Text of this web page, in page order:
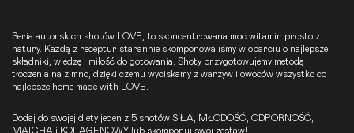
Seria autorskich shotów LOVE, to skoncentrowana moc witamin prosto z
natury. Każdą z receptur starannie skomponowaliśmy w oparciu o najlepsze
składniki, wiedzę i miłość do gotowania. Shoty przygotowujemy metodą
tłoczenia na zimno, dzięki czemu wyciskamy z warzyw i owoców wszystko co
najlepsze home made with LOVE.
Dodaj do swojej diety jeden z 5 shotów SIŁA, MŁODOŚĆ, ODPORNOŚĆ,
MATCHA i KOLAGENOWY lub skomponuj swój zestaw!